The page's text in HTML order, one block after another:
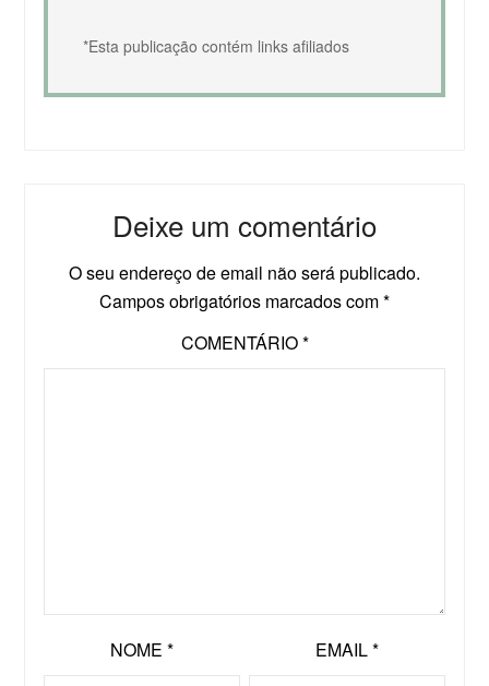
*Esta publicação contém links afiliados
Deixe um comentário
O seu endereço de email não será publicado.
Campos obrigatórios marcados com*
COMENTÁRIO*
NOME * EMAIL*